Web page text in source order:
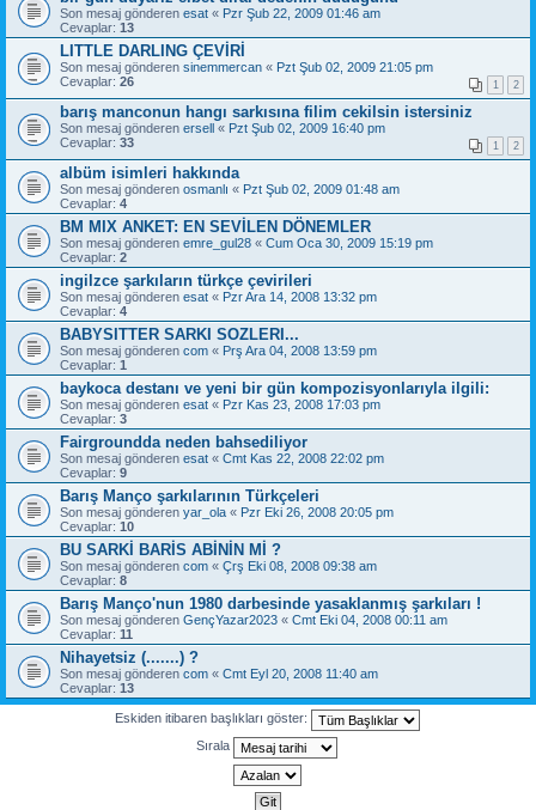
Son mesaj gönderen esat « Pzr Şub 22, 2009 01:46 am
Cevaplar: 13
LITTLE DARLING ÇEVİRİ
Son mesaj gönderen sinemmercan « Pzt Şub 02, 2009 21:05 pm
Cevaplar: 26 1 2
barış manconun hangı sarkısına filim cekilsin istersiniz
Son mesaj gönderen ersell « Pzt Şub 02, 2009 16:40 pm
Cevaplar: 33 1 2
albüm isimleri hakkında
Son mesaj gönderen osmanlı « Pzt Şub 02, 2009 01:48 am
Cevaplar: 4
BM MIX ANKET: EN SEVİLEN DÖNEMLER
Son mesaj gönderen emre_gul28 « Cum Oca 30, 2009 15:19 pm
Cevaplar: 2
ingilzce şarkıların türkçe çevirileri
Son mesaj gönderen esat « Pzr Ara 14, 2008 13:32 pm
Cevaplar: 4
BABYSITTER SARKI SOZLERI...
Son mesaj gönderen com « Prş Ara 04, 2008 13:59 pm
Cevaplar: 1
baykoca destanı ve yeni bir gün kompozisyonlarıyla ilgili:
Son mesaj gönderen esat « Pzr Kas 23, 2008 17:03 pm
Cevaplar: 3
Fairgroundda neden bahsediliyor
Son mesaj gönderen esat « Cmt Kas 22, 2008 22:02 pm
Cevaplar: 9
Barış Manço şarkılarının Türkçeleri
Son mesaj gönderen yar_ola « Pzr Eki 26, 2008 20:05 pm
Cevaplar: 10
BU SARKİ BARİS ABİNİN Mİ ?
Son mesaj gönderen com « Çrş Eki 08, 2008 09:38 am
Cevaplar: 8
Barış Manço'nun 1980 darbesinde yasaklanmış şarkıları !
Son mesaj gönderen GençYazar2023 « Cmt Eki 04, 2008 00:11 am
Cevaplar: 11
Nihayetsiz (.......) ?
Son mesaj gönderen com « Cmt Eyl 20, 2008 11:40 am
Cevaplar: 13
Eskiden itibaren başlıkları göster:
Sırala